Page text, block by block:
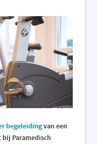
begeleidingvan een
Paramedisch